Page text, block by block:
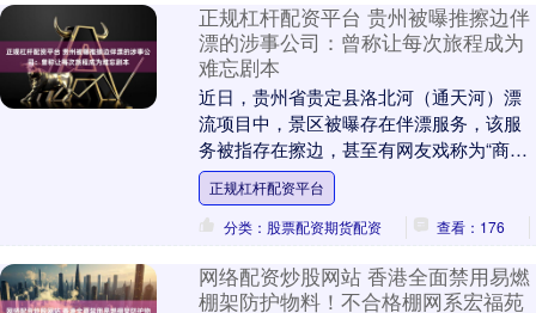
正规杠杆配资平台 贵州被曝推擦边伴
漂的涉事公司：曾称让每次旅程成为
难忘剧本
近日，贵州省贵定县洛北河（通天河）漂
流项目中，景区被曝存在伴漂服务，该服
务被指存在擦边，甚至有网友戏称为“商务
漂流”。目前，贵定县当地已开展调查。7
月31日，南....
正规杠杆配资平台
分类：股票配资期货配资
查看：176
网络配资炒股网站 香港全面禁用易燃
棚架防护物料！不合格棚网系宏福苑